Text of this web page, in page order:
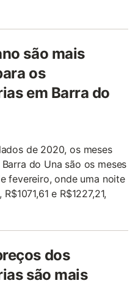
são mais
os
em Barra do
de 2020, os meses
do Una são os meses
fevereiro, onde uma noite
e R$1227,21,
dos
são mais